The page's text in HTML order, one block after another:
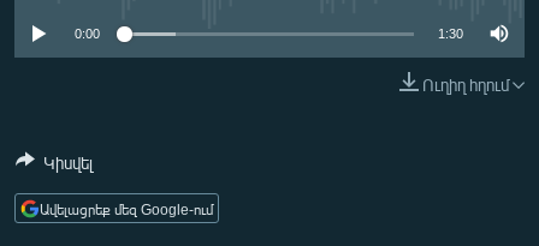
ՄԻՋԱԶԳԱՅԻՆ
ՄՇԱԿՈՒՅԹ
ՄԵԿՆԱԲԱՆՈՒԹՅՈՒՆ
ՏՏ ԵՒ ԻՆՏԵՐՆԵՏ
0:00 1:30
Ուղիղ հղում
Կիսվել
Ավելացրեք մեզ Google-ում